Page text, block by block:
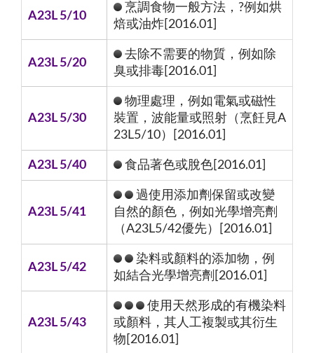
A23L 5/10
烹調食物一般方法，?例如烘
焙或油炸[2016.01]
A23L 5/20
去除不需要的物質，例如除
臭或排毒[2016.01]
A23L 5/30
物理處理，例如電氣或磁性
裝置，波能量或照射（烹飪見A
23L5/10）[2016.01]
A23L 5/40 食品著色或脫色[2016.01]
A23L 5/41
過使用添加劑保留或改變
自然的顏色，例如光學增亮劑
（A23L5/42優先）[2016.01]
A23L 5/42
染料或顏料的添加物，例
如結合光學增亮劑[2016.01]
A23L 5/43
使用天然形成的有機染料
或顏料，其人工複製或其衍生
物[2016.01]